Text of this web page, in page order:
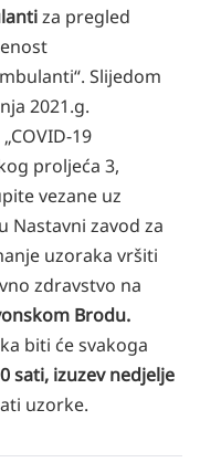
za pregled
Slijedom
2021.g.
19
proljeća 3,
vezane uz
Nastavni zavod za
uzoraka vršiti
zdravstvo na
Brodu.
biti će svakoga
sati, izuzev nedjelje
uzorke.